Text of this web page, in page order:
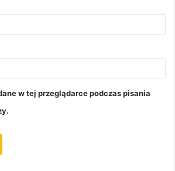
w tej przeglądarce podczas pisania